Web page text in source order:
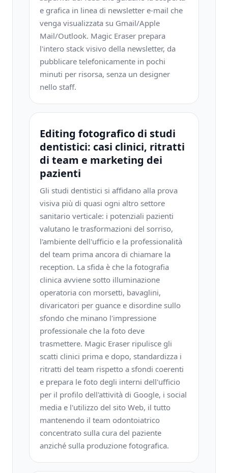
e grafica in linea di newsletter e-mail che
venga visualizzata su Gmail/Apple
Mail/Outlook. Magic Eraser prepara
l'intero stack visivo della newsletter, da
pubblicare telefonicamente in pochi
minuti per risorsa, senza un designer
nello staff.
Editing fotografico di studi
dentistici: casi clinici, ritratti
di team e marketing dei
pazienti
Gli studi dentistici si affidano alla prova
visiva più di quasi ogni altro settore
sanitario verticale: i potenziali pazienti
valutano le trasformazioni del sorriso,
l'ambiente dell'ufficio e la professionalità
del team prima ancora di chiamare la
reception. La sfida è che la fotografia
clinica avviene sotto illuminazione
operatoria con morsetti, bavaglini,
divaricatori per guance e disordine sullo
sfondo che minano l'impressione
professionale che la foto deve
trasmettere. Magic Eraser ripulisce gli
scatti clinici prima e dopo, standardizza i
ritratti del team rispetto a sfondi coerenti
e prepara le foto degli interni dell'ufficio
per il profilo dell'attività di Google, i social
media e l'utilizzo del sito Web, il tutto
mantenendo il team odontoiatrico
concentrato sulla cura del paziente
anziché sulla produzione fotografica.